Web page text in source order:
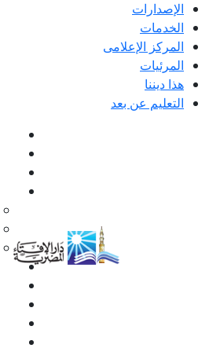
الإصدارات
الخدمات
المركز الإعلامى
المرئيات
هذا ديننا
التعليم عن بعد